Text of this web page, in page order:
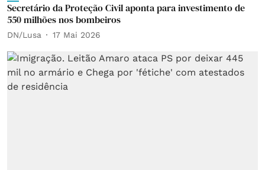
Secretário da Proteção Civil aponta para investimento de
550 milhões nos bombeiros
DN/Lusa 17 Mai 2026